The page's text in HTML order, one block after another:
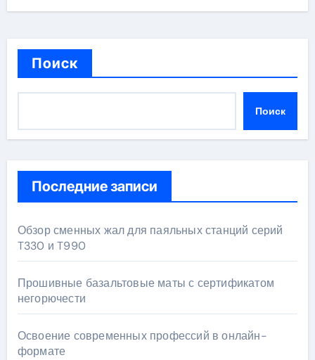
Поиск
Поиск
Последние записи
Обзор сменных жал для паяльных станций серий
T330 и T990
Прошивные базальтовые маты с сертификатом
негорючести
Освоение современных профессий в онлайн-
формате